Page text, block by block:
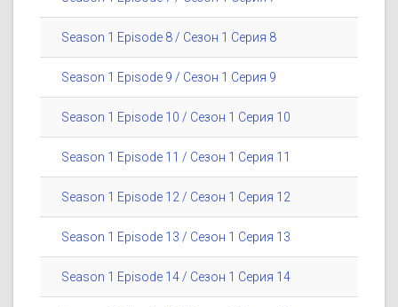
Season 1 Episode 8 / Сезон 1 Серия 8
Season 1 Episode 9 / Сезон 1 Серия 9
Season 1 Episode 10 / Сезон 1 Серия 10
Season 1 Episode 11 / Сезон 1 Серия 11
Season 1 Episode 12 / Сезон 1 Серия 12
Season 1 Episode 13 / Сезон 1 Серия 13
Season 1 Episode 14 / Сезон 1 Серия 14